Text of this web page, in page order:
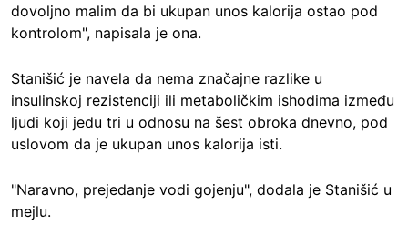
dovoljno malim da bi ukupan unos kalorija ostao pod
kontrolom", napisala je ona.
Stanišić je navela da nema značajne razlike u
insulinskoj rezistenciji ili metaboličkim ishodima između
ljudi koji jedu tri u odnosu na šest obroka dnevno, pod
uslovom da je ukupan unos kalorija isti.
"Naravno, prejedanje vodi gojenju", dodala je Stanišić u
mejlu.